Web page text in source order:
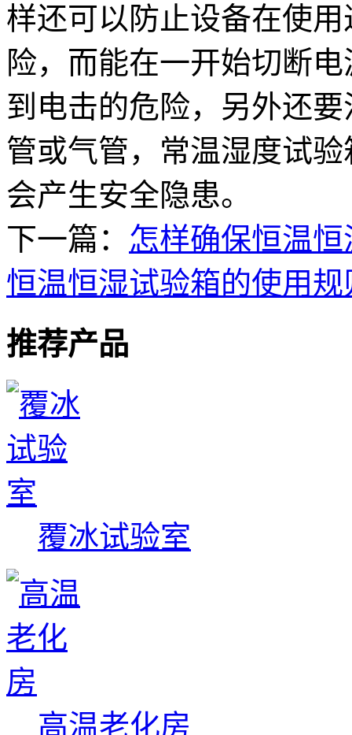
样还可以防止设备在使
险，而能在一开始切断
到电击的危险，另外还
管或气管，常温湿度试
会产生安全隐患。
下一篇： 怎样确保恒温
恒温恒湿试验箱的使用规
推荐产品
覆冰试验室
高温老化房